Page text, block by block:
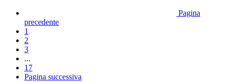
Pagina
precedente
1
2
3
...
17
Pagina successiva